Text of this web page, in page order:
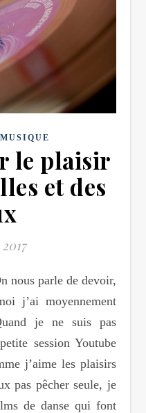
MUSIQUE
le plaisir
et des
j’ai moyennement
je ne suis pas
session Youtube
j’aime les plaisirs
pas pêcher seule, je
de danse qui font